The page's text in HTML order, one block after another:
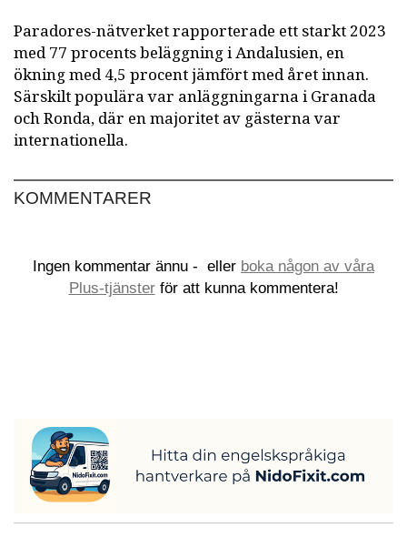
Paradores-nätverket rapporterade ett starkt 2023
med 77 procents beläggning i Andalusien, en
ökning med 4,5 procent jämfört med året innan.
Särskilt populära var anläggningarna i Granada
och Ronda, där en majoritet av gästerna var
internationella.
KOMMENTARER
Ingen kommentar ännu - eller boka någon av våra
Plus-tjänsterför att kunna kommentera!